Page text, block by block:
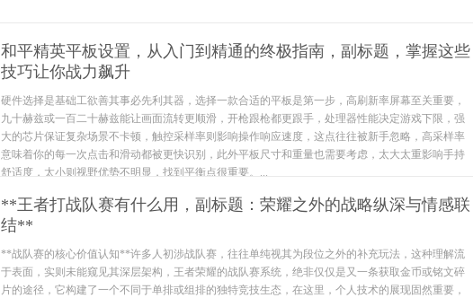
和平精英平板设置，从入门到精通的终极指南，副标题，掌握这些
技巧让你战力飙升
硬件选择是基础工欲善其事必先利其器，选择一款合适的平板是第一步，高刷新率屏幕至关重要，
九十赫兹或一百二十赫兹能让画面流转更顺滑，开枪跟枪都更跟手，处理器性能决定游戏下限，强
大的芯片保证复杂场景不卡顿，触控采样率则影响操作响应速度，这点往往被新手忽略，高采样率
意味着你的每一次点击和滑动都被更快识别，此外平板尺寸和重量也需要考虑，太大太重影响手持
舒适度，太小则视野优势不明显，找到平衡点很重要。...
**王者打战队赛有什么用，副标题：荣耀之外的战略纵深与情感联
结**
**战队赛的核心价值认知**许多人初涉战队赛，往往单纯视其为段位之外的补充玩法，这种理解流
于表面，实则未能窥见其深层架构，王者荣耀的战队赛系统，绝非仅仅是又一条获取金币或铭文碎
片的途径，它构建了一个不同于单排或组排的独特竞技生态，在这里，个人技术的展现固然重要，